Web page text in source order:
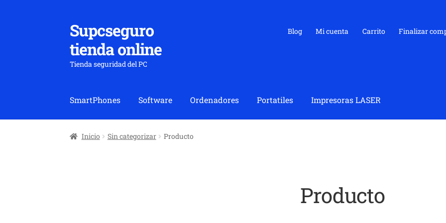
Ir
a
la
navegación
Ir
al
contenido
Supcseguro
tienda online
Tienda seguridad del PC
Blog Mi cuenta Carrito Finalizar
SmartPhones Software Ordenadores Portatiles Impresoras LASER
Inicio Sin categorizar Producto
Producto